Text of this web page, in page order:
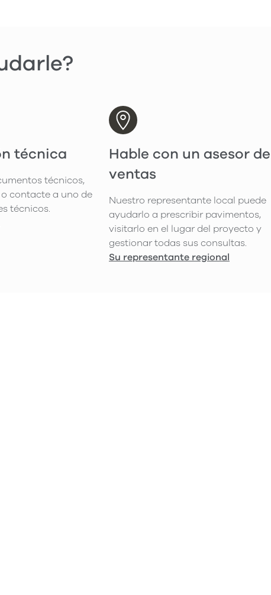
técnica
técnicos,
contacte a uno de
técnicos.
Hable con un asesor de
ventas
Nuestro representante local puede
ayudarlo a prescribir pavimentos,
visitarlo en el lugar del proyecto y
gestionar todas sus consultas.
Su representante regional